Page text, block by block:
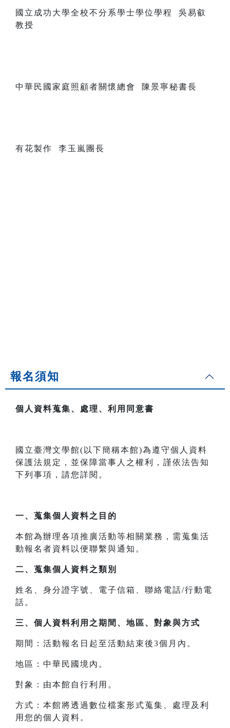
國立成功大學全校不分系學士學位學程 吳易叡
教授
中華民國家庭照顧者關懷總會 陳景寧秘書長
有花製作 李玉嵐團長
報名須知
個人資料蒐集、處理、利用同意書
國立臺灣文學館(以下簡稱本館)為遵守個人資料
保護法規定，並保障當事人之權利，謹依法告知
下列事項，請您詳閱。
一、 蒐集個人資料之目的
本館為辦理各項推廣活動等相關業務，需蒐集活
動報名者資料以便聯繫與通知。
二、 蒐集個人資料之類別
姓名、身分證字號、電子信箱、聯絡電話/行動電
話。
三、 個人資料利用之期間、地區、對象與方式
期間：活動報名日起至活動結束後3個月內。
地區：中華民國境內。
對象：由本館自行利用。
方式：本館將透過數位檔案形式蒐集、處理及利
用您的個人資料。